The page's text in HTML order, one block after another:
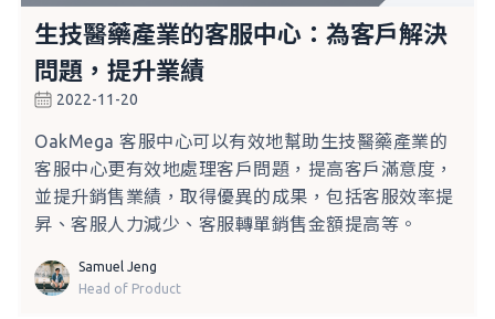
生技醫藥產業的客服中心：為客戶解決
問題，提升業績
2022-11-20
OakMega 客服中心可以有效地幫助生技醫藥產業的
客服中心更有效地處理客戶問題，提高客戶滿意度，
並提升銷售業績，取得優異的成果，包括客服效率提
昇、客服人力減少、客服轉單銷售金額提高等。
Samuel Jeng
Head of Product